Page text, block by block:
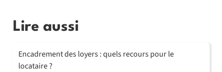
Lire aussi
Encadrement des loyers : quels recours pour le
locataire ?